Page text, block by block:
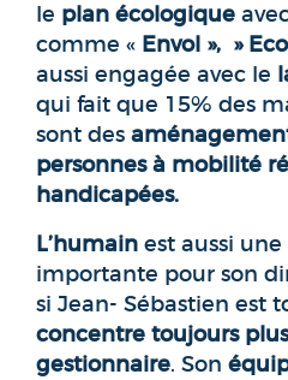
le plan écologique
comme « Envol », »
aussi engagée avec le
qui fait que 15% des
sont des
personnes à mobilité
handicapées.
L’humain est aussi
importante pour son
si Jean- Sébastien est
concentre toujours
gestionnaire. Son